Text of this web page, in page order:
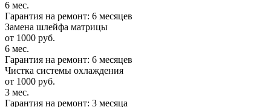
6 мес.
Гарантия на ремонт: 6 месяцев
Замена шлейфа матрицы
от 1000 руб.
6 мес.
Гарантия на ремонт: 6 месяцев
Чистка системы охлаждения
от 1000 руб.
3 мес.
Гарантия на ремонт: 3 месяца